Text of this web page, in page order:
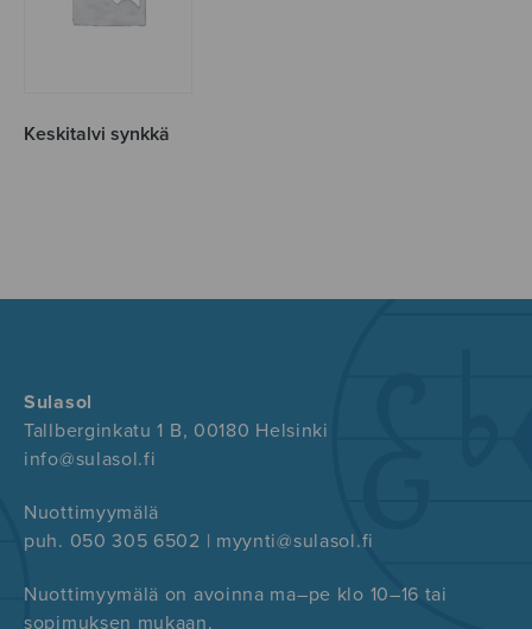
Keskitalvi synkkä
Sulasol
Tallberginkatu 1 B, 00180 Helsinki
info@sulasol.fi
Nuottimyymälä
puh. 050 305 6502 | myynti@sulasol.fi
Nuottimyymälä on avoinna ma–pe klo 10–16 tai
sopimuksen mukaan.